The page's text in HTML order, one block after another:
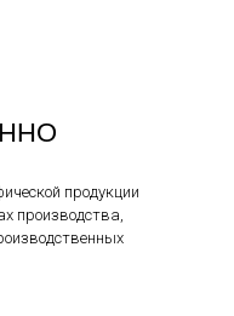
продукции
производства,